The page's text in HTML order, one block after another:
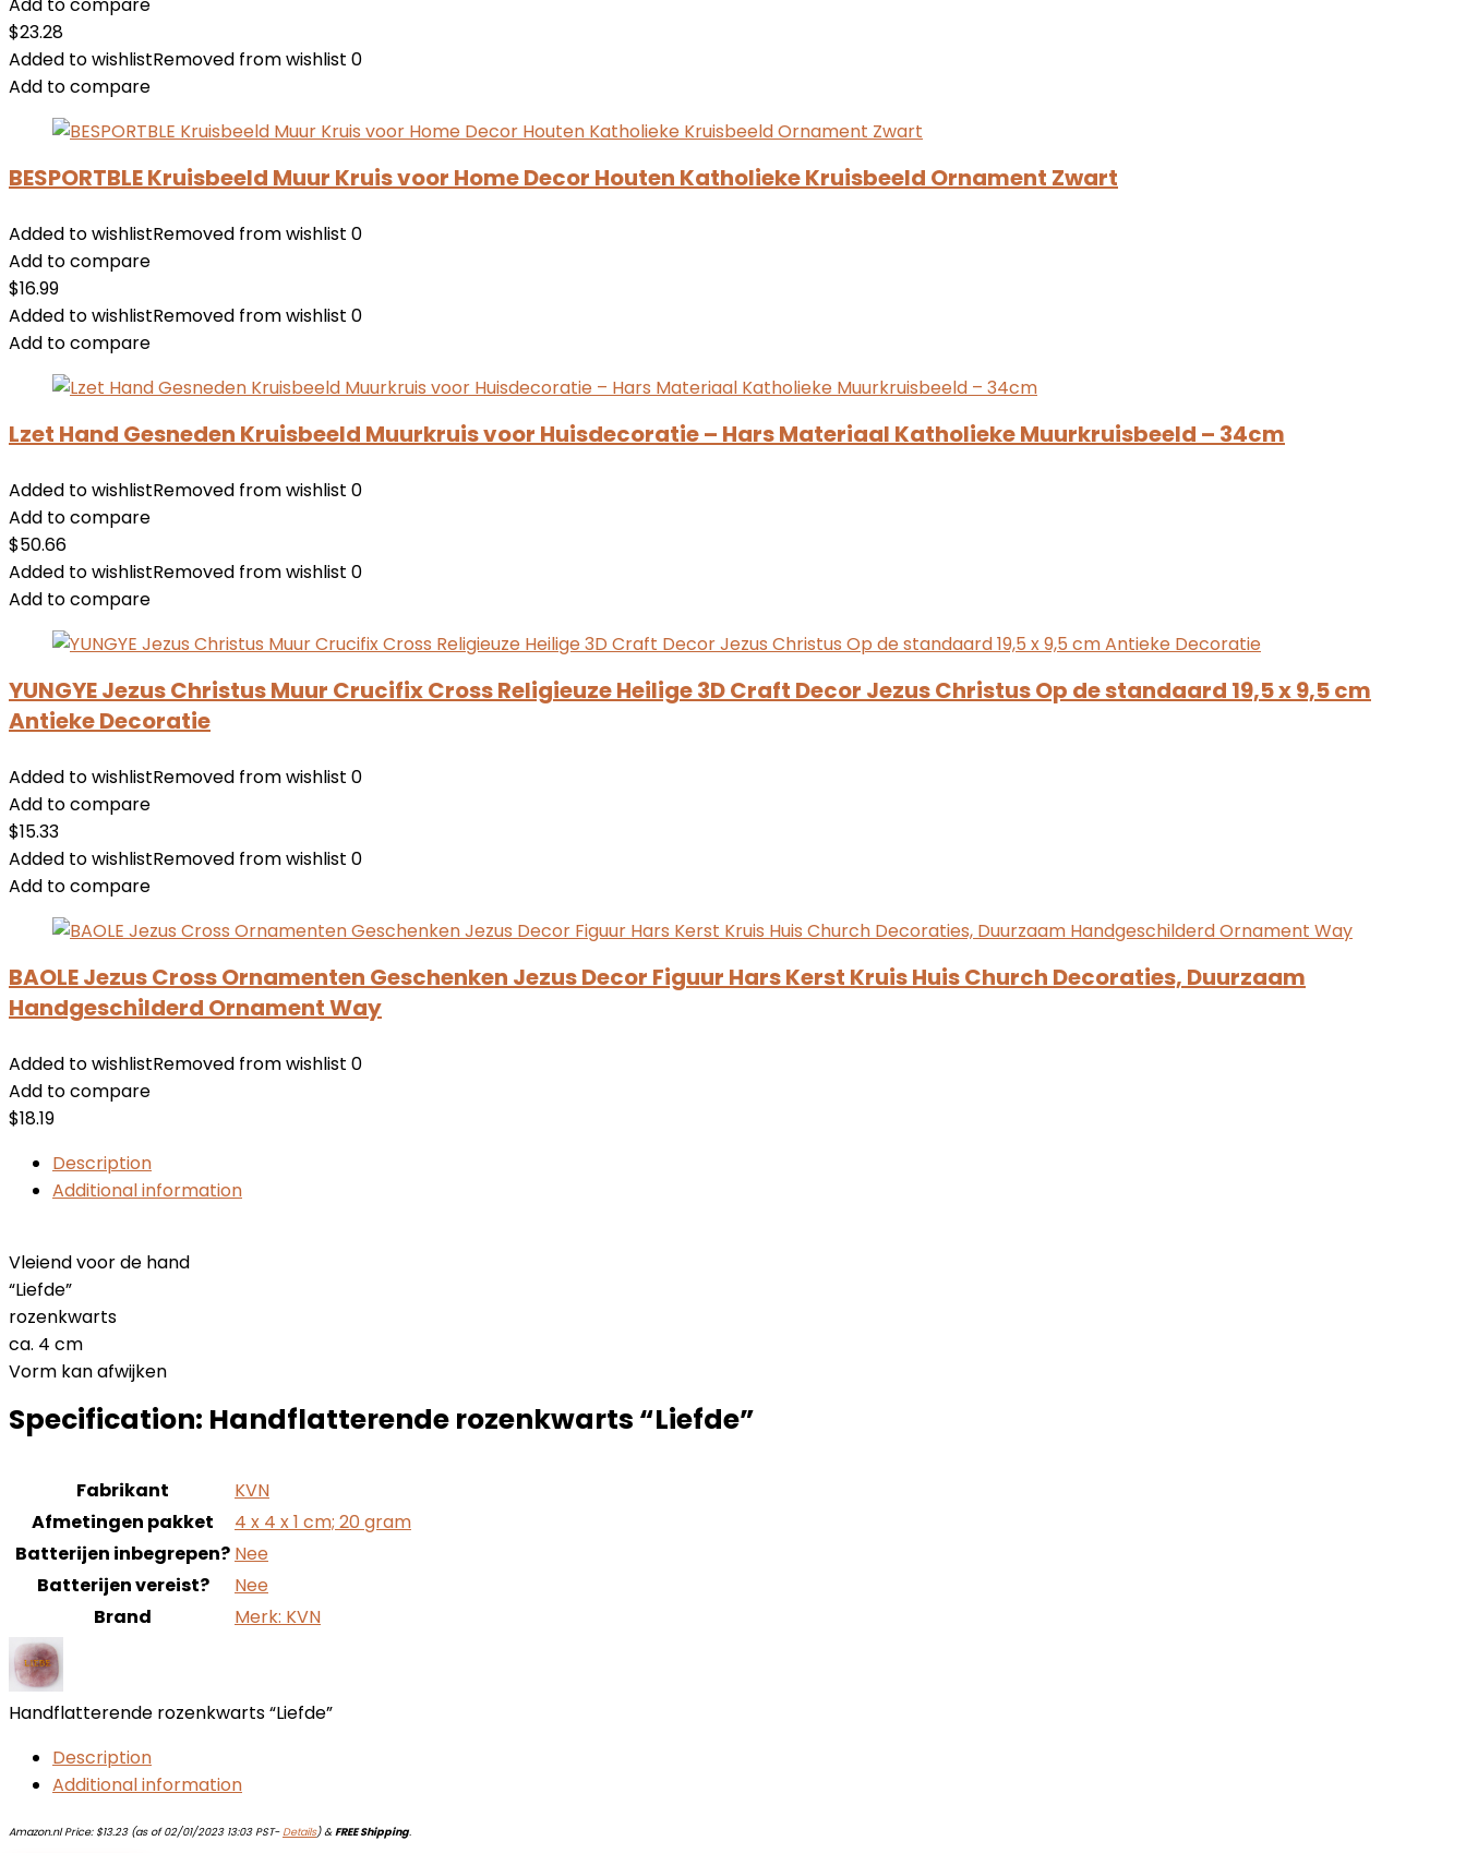
$23.28
Added to wishlistRemoved from wishlist 0
Add to compare
BESPORTBLE Kruisbeeld Muur Kruis voor Home Decor Houten Katholieke Kruisbeeld Ornament Zwart
Added to wishlistRemoved from wishlist 0
Add to compare
$16.99
Added to wishlistRemoved from wishlist 0
Add to compare
Lzet Hand Gesneden Kruisbeeld Muurkruis voor Huisdecoratie – Hars Materiaal Katholieke Muurkruisbeeld – 34cm
Added to wishlistRemoved from wishlist 0
Add to compare
$50.66
Added to wishlistRemoved from wishlist 0
Add to compare
YUNGYE Jezus Christus Muur Crucifix Cross Religieuze Heilige 3D Craft Decor Jezus Christus Op de standaard 19,5 x 9,5 cm
Antieke Decoratie
Added to wishlistRemoved from wishlist 0
Add to compare
$15.33
Added to wishlistRemoved from wishlist 0
Add to compare
BAOLE Jezus Cross Ornamenten Geschenken Jezus Decor Figuur Hars Kerst Kruis Huis Church Decoraties, Duurzaam
Handgeschilderd Ornament Way
Added to wishlistRemoved from wishlist 0
Add to compare
$18.19
Description
Additional information
Vleiend voor de hand
“Liefde”
rozenkwarts
ca. 4 cm
Vorm kan afwijken
Specification: Handflatterende rozenkwarts “Liefde”
Fabrikant
‎KVN
Afmetingen pakket
‎4 x 4 x 1 cm; 20 gram
Batterijen inbegrepen? ‎Nee
Batterijen vereist?
‎Nee
Brand
Merk: KVN
Handflatterende rozenkwarts “Liefde”
Description
Additional information
Amazon.nl Price: $13.23(as of 02/01/2023 13:03 PST-Details)&FREE Shipping.